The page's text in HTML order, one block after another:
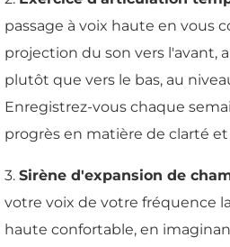
passage à voix haute en vous
projection du son vers l'avant,
plutôt que vers le bas, au
Enregistrez-vous chaque
progrès en matière de clarté
3. Sirène d'expansion de
votre voix de votre fréquence
haute confortable, en